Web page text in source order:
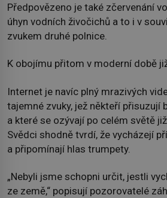
Předpovězeno je také zčervenání
úhyn vodních živočichů a to i v
zvukem druhé polnice.
K obojímu přitom v moderní době
Internet je navíc plný mrazivých
tajemné zvuky, jež někteří přisuzují
a které se ozývají po celém světě
Svědci shodně tvrdí, že vycházejí
a připomínají hlas trumpety.
„Nebyli jsme schopni určit, jestli
ze země,“ popisují pozorovatelé